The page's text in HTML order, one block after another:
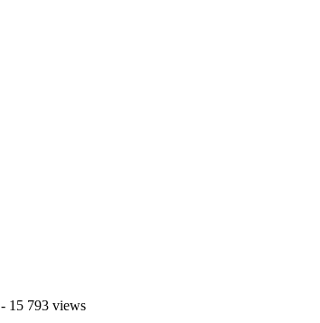
- 15 793 views